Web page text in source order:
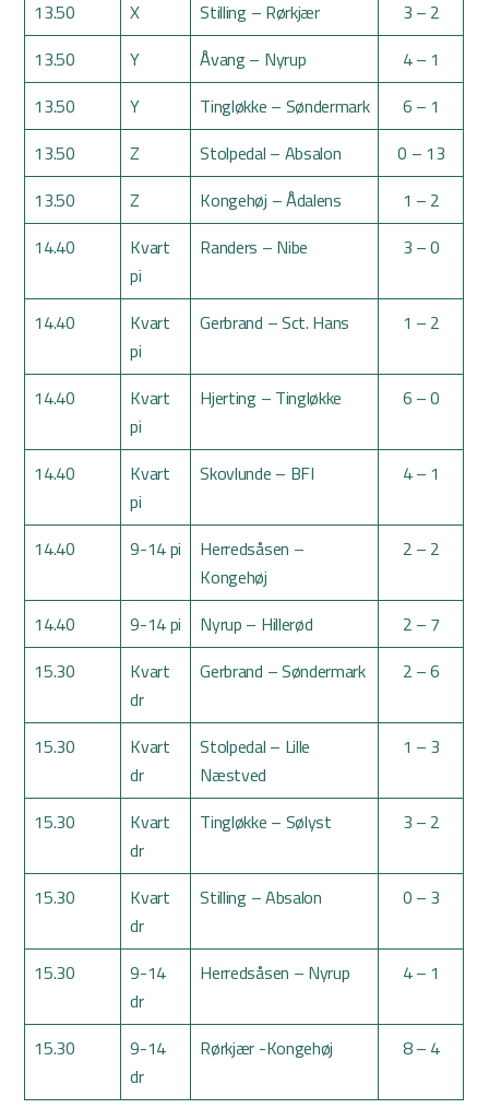
13.50 X Stilling – Rørkjær
3 – 2
13.50
Y Åvang – Nyrup
4 – 1
13.50
Y Tingløkke – Søndermark
6 – 1
13.50
Z Stolpedal – Absalon
0 – 13
13.50
Z Kongehøj – Ådalens
1 – 2
14.40
Kvart
pi
Randers – Nibe 3 – 0
14.40
Kvart
pi
Gerbrand – Sct. Hans 1 – 2
14.40
Kvart
pi
Hjerting – Tingløkke 6 – 0
14.40
Kvart
pi
Skovlunde – BFI 4 – 1
14.40 9-14 pi
Herredsåsen –
Kongehøj
2 – 2
14.40 9-14 pi Nyrup – Hillerød
2 – 7
15.30
Kvart
dr
Gerbrand – Søndermark 2 – 6
15.30
Kvart
dr
Stolpedal – Lille
Næstved
1 – 3
15.30
Kvart
dr
Tingløkke – Sølyst 3 – 2
15.30
Kvart
dr
Stilling – Absalon 0 – 3
15.30
9-14
dr
Herredsåsen – Nyrup 4 – 1
15.30
9-14
dr
Rørkjær -Kongehøj 8 – 4